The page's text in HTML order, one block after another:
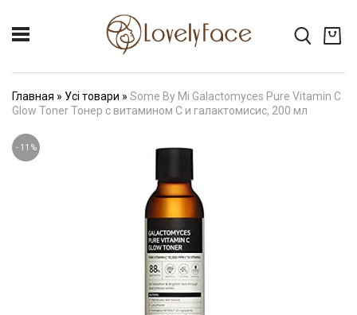
Главная » Усі товари » Some By Mi Galactomyces Pure Vitamin C
Glow Toner Тонер с витамином С и галактомисис, 200 мл
- 11 %